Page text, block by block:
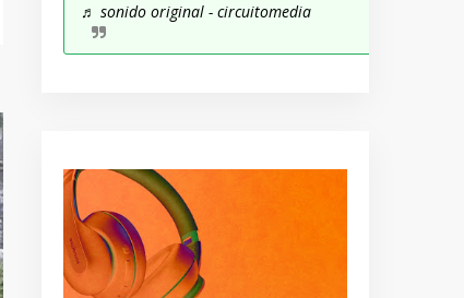
♬ sonido original - circuitomedia